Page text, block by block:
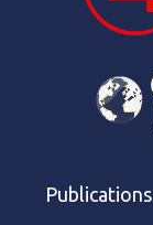
Publications